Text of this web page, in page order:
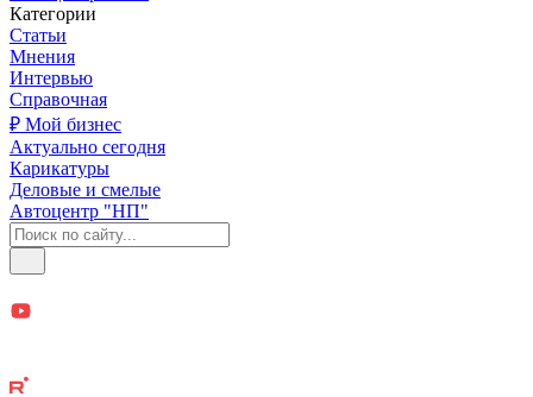
Категории
Статьи
Мнения
Интервью
Справочная
₽ Мой бизнес
Актуально сегодня
Карикатуры
Деловые и смелые
Автоцентр "НП"